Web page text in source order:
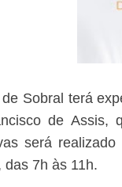
Sobral terá
de Assis,
será
das 7h às 11h.